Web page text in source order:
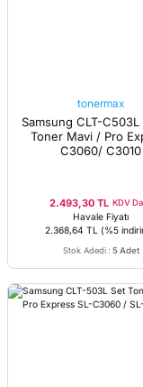
tonermax
Samsung CLT-
Toner Mavi / Pro
C3060/ C3010
2.493,30 TL KDV
Havale Fiyatı
2.368,64 TL (%5
Stok Adedi : 5 Adet